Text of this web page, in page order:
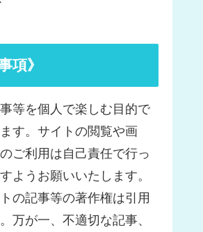
項》
等を個人で楽しむ目的で
す。サイトの閲覧や画
ご利用は自己責任で行っ
ようお願いいたします。
の記事等の著作権は引用
万が一、不適切な記事、